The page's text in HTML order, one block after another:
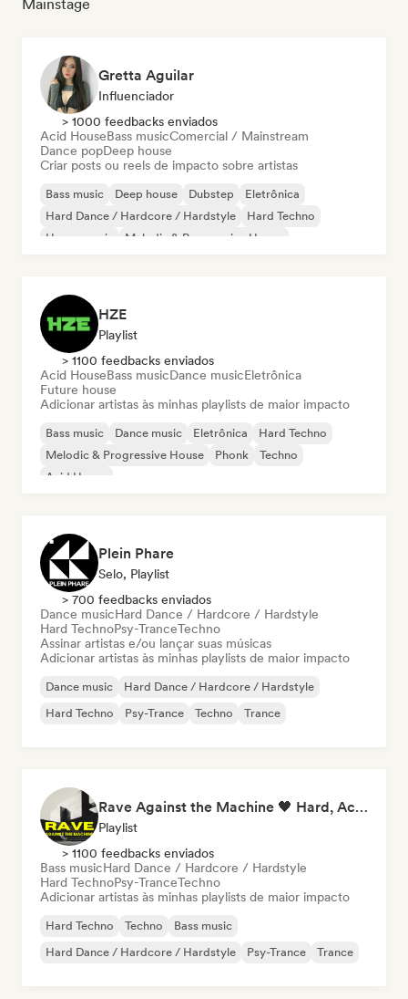
Mainstage
Gretta Aguilar
Influenciador
> 1000 feedbacks enviados
Acid HouseBass musicComercial / Mainstream
Dance popDeep house
Criar posts ou reels de impacto sobre artistas
Bass music Deep house Dubstep
Eletrônica
Hard Dance / Hardcore / Hardstyle
Hard Techno
House music
Melodic & Progressive House
HZE
Playlist
> 1100 feedbacks enviados
Acid HouseBass musicDance musicEletrônica
Future house
Adicionar artistas às minhas playlists de maior impacto
Bass music Dance music Eletrônica
Hard Techno
Melodic & Progressive House
Phonk
Techno
Acid House
Plein Phare
Selo, Playlist
> 700 feedbacks enviados
Dance musicHard Dance / Hardcore / Hardstyle
Hard TechnoPsy-TranceTechno
Assinar artistas e/ou lançar suas músicas
Adicionar artistas às minhas playlists de maior impacto
Dance music
Hard Dance / Hardcore / Hardstyle
Hard Techno
Psy-Trance Techno Trance
Rave Against the Machine 🖤 Hard, Acid & Dark Techno
Playlist
> 1100 feedbacks enviados
Bass musicHard Dance / Hardcore / Hardstyle
Hard TechnoPsy-TranceTechno
Adicionar artistas às minhas playlists de maior impacto
Hard Techno Techno
Bass music
Hard Dance / Hardcore / Hardstyle
Psy-Trance Trance